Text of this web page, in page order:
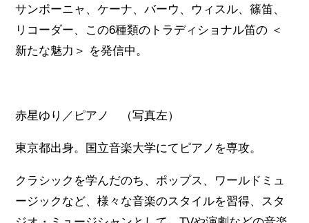
サンポーニャ、ケーナ、バーウ、ウィスル、篠笛、
リコーダー、この6種類のトラディショナル笛の ＜
新たな魅力＞ を発信中。
赤星ゆり／ピアノ （写真左）
東京都出身。国立音楽大学にてピアノを専攻。
クラシックを学んだのち、ポップス、ワールドミュ
ージックなど、様々な音楽のスタイルを習得、スタ